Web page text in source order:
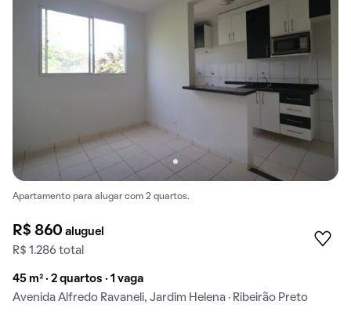
Apartamento para alugar com 2 quartos.
R$ 860aluguel
R$ 1.286 total
45 m² · 2 quartos · 1 vaga
Avenida Alfredo Ravaneli, Jardim Helena · Ribeirão Preto